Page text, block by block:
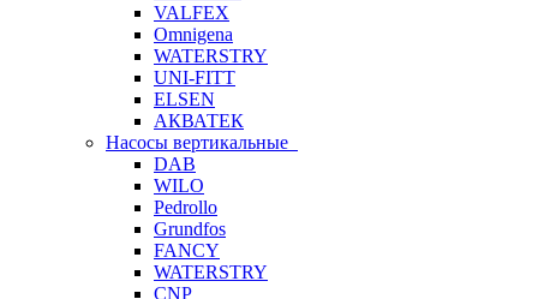
VALFEX
Omnigena
WATERSTRY
UNI-FITT
ELSEN
АКВАТЕК
Насосы вертикальные
DAB
WILO
Pedrollo
Grundfos
FANCY
WATERSTRY
CNP